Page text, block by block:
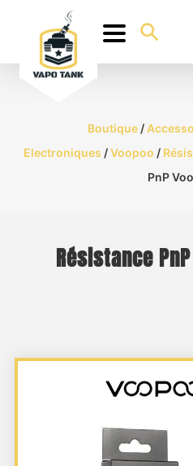
Boutique/
Electroniques /Voopoo /
PnP
Résistance